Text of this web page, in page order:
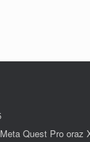
Quest Pro oraz